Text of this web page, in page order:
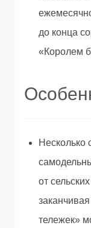
до конца
«Королем
Несколько
от
тележек»